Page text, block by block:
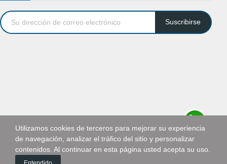
Suscribirse
Utilizamos cookies de terceros para mejorar su experiencia
de navegación, analizar el tráfico del sitio y personalizar
contenidos. Al continuar en esta página usted acepta su uso.